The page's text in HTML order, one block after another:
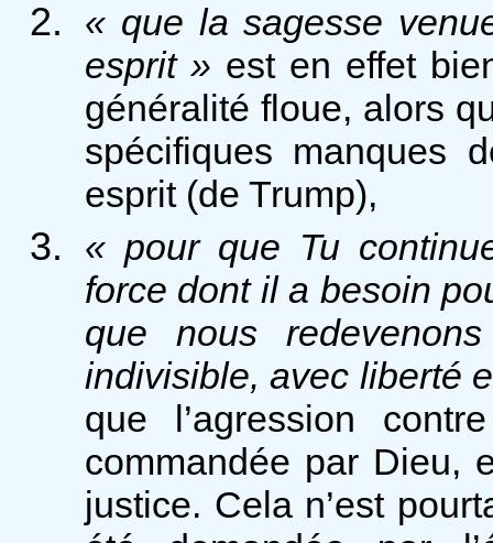
« que la sagesse
esprit » est en effet
généralité floue, alors
spécifiques manques
esprit (de Trump),
« pour que Tu
force dont il a besoin
que nous
indivisible, avec liberté
que l’agression
commandée par Dieu,
justice. Cela n’est